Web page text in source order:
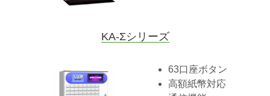
KA-Σシリーズ
63口座ボタン
高額紙幣対応